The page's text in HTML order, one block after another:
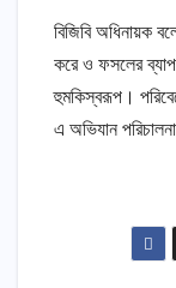
বিজিবি অধিনায়ক
করে ও ফসলের
হুমকিস্বরূপ।
এ অভিযান